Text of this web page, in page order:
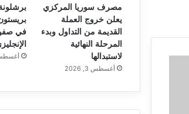
مصرف سوريا المركزي
يعلن خروج العملة
القديمة من التداول وبدء
المرحلة النهائية
لاستبدالها
أغسطس 3, 2026
في
أغسطس 3,